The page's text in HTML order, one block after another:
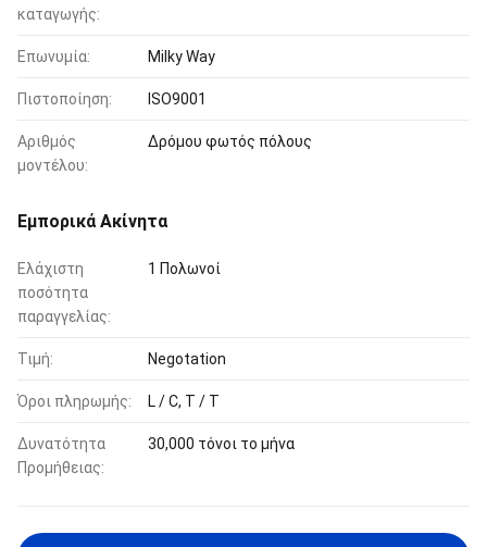
καταγωγής:
Επωνυμία: Milky Way
Πιστοποίηση: ISO9001
Αριθμός
μοντέλου:
Δρόμου φωτός πόλους
Εμπορικά Ακίνητα
Ελάχιστη
ποσότητα
παραγγελίας:
1 Πολωνοί
Τιμή: Negotation
Όροι πληρωμής: L / C, T / T
Δυνατότητα
Προμήθειας:
30,000 τόνοι το μήνα